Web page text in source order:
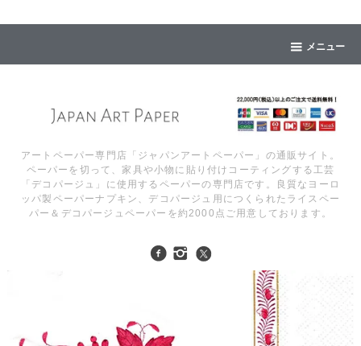
メニュー
アートペーパー専門店「ジャパンアートペーパー」の通販サイト。
ペーパーを切って、家具や小物に貼り付けコーティングする工芸
「デコパージュ」に使用するペーパーの専門店です。良質なヨーロ
ッパ製ペーパーナプキン、デコパージュ用につくられたライスペー
パー＆デコパージュペーパーを約2000点ご用意しております。